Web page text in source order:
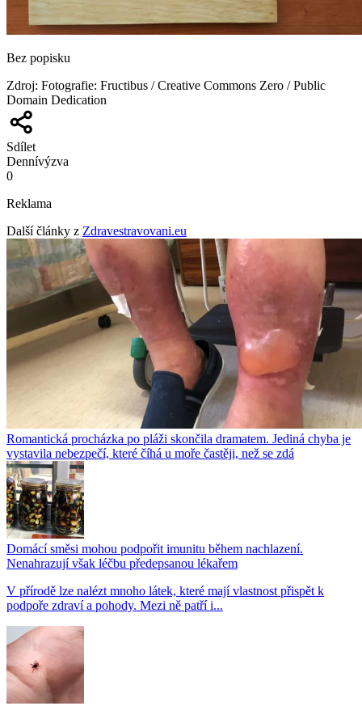
Bez popisku
Zdroj: Fotografie: Fructibus / Creative Commons Zero / Public
Domain Dedication
Sdílet
Dennívýzva
0
Reklama
Další články z Zdravestravovani.eu
Romantická procházka po pláži skončila dramatem. Jediná chyba je
vystavila nebezpečí, které číhá u moře častěji, než se zdá
Domácí směsi mohou podpořit imunitu během nachlazení.
Nenahrazují však léčbu předepsanou lékařem
V přírodě lze nalézt mnoho látek, které mají vlastnost přispět k
podpoře zdraví a pohody. Mezi ně patří i...